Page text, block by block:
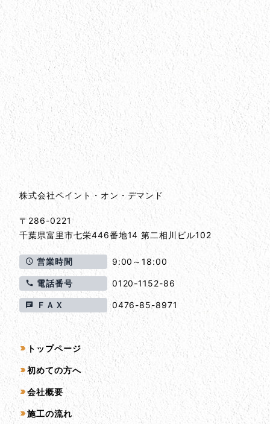
会社情報とサイトマップ
会社情報
株式会社ペイント・オン・デマンド
〒286-0221
千葉県富里市七栄446番地14 第二相川ビル102
営業時間 9:00～18:00
電話番号 0120-1152-86
ＦＡＸ 0476-85-8971
サイトマップ
トップページ
初めての方へ
会社概要
施工の流れ